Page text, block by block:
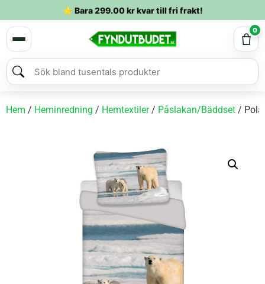
⭐ Bara299.00krkvar till fri frakt!
0
Hem / Heminredning / Hemtextiler/ Påslakan/Bäddset /